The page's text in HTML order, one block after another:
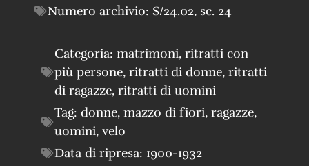
Numero archivio: S/24.02, sc. 24
Categoria: matrimoni, ritratti con
più persone, ritratti di donne, ritratti
di ragazze, ritratti di uomini
Tag: donne, mazzo di fiori, ragazze,
uomini, velo
Data di ripresa: 1900-1932